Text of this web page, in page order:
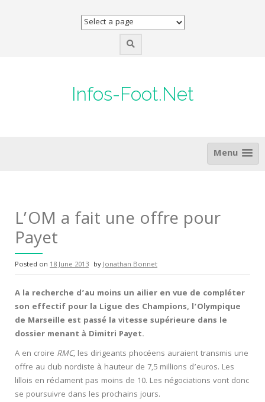
Infos-Foot.Net
Menu
L’OM a fait une offre pour
Payet
Posted on 18 June 2013 byJonathan Bonnet
A la recherche d’au moins un ailier en vue de compléter
son effectif pour la Ligue des Champions, l’Olympique
de Marseille est passé la vitesse supérieure dans le
dossier menant à Dimitri Payet.
A en croire RMC, les dirigeants phocéens auraient transmis une
offre au club nordiste à hauteur de 7,5 millions d’euros. Les
lillois en réclament pas moins de 10. Les négociations vont donc
se poursuivre dans les prochains jours.